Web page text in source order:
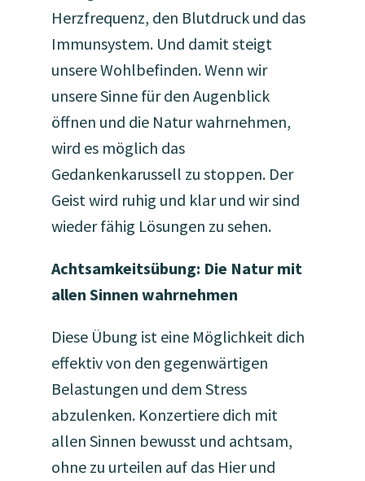
Herzfrequenz, den Blutdruck und das
Immunsystem. Und damit steigt
unsere Wohlbefinden. Wenn wir
unsere Sinne für den Augenblick
öffnen und die Natur wahrnehmen,
wird es möglich das
Gedankenkarussell zu stoppen. Der
Geist wird ruhig und klar und wir sind
wieder fähig Lösungen zu sehen.
Achtsamkeitsübung: Die Natur mit
allen Sinnen wahrnehmen
Diese Übung ist eine Möglichkeit dich
effektiv von den gegenwärtigen
Belastungen und dem Stress
abzulenken. Konzertiere dich mit
allen Sinnen bewusst und achtsam,
ohne zu urteilen auf das Hier und